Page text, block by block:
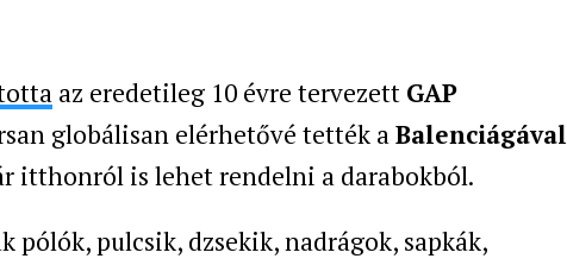
az eredetileg 10 évre tervezett GAP
globálisan elérhetővé tették aBalenciágával
itthonról is lehet rendelni a darabokból.
pólók, pulcsik, dzsekik, nadrágok, sapkák,